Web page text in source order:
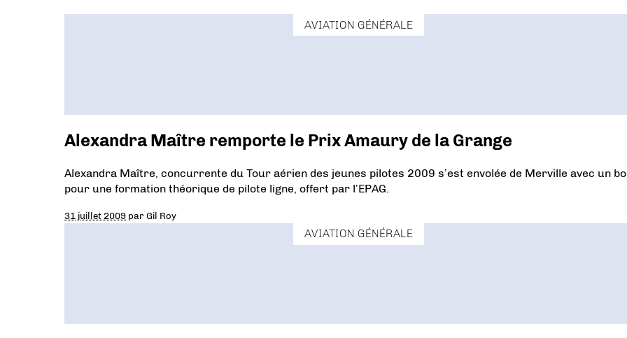
AVIATION GÉNÉRALE
Alexandra Maître remporte le Prix Amaury de la Grange
Alexandra Maître, concurrente du Tour aérien des jeunes pilotes 2009 s’est envolée de Merville avec un
pour une formation théorique de pilote ligne, offert par l’EPAG.
31 juillet 2009 parGil Roy
AVIATION GÉNÉRALE